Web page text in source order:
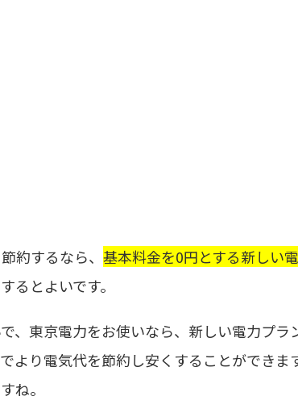
約するなら、 基本料金を0円とする新しい
るとよいです。
、東京電力をお使いなら、新しい電力プ
より電気代を節約し安くすることができ
ね。